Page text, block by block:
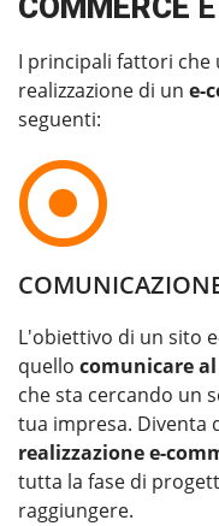
COMMERCE
I principali fattori che
realizzazione di un e-
seguenti:
L'obiettivo di un sito
quello comunicare
che sta cercando un
tua impresa. Diventa
realizzazione e-
tutta la fase di
raggiungere.